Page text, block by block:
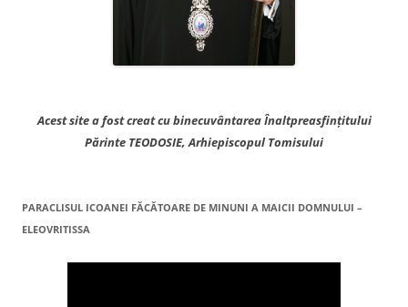
Acest site a fost creat cu binecuvântarea Înaltpreasfințitului
Părinte TEODOSIE, Arhiepiscopul Tomisului
PARACLISUL ICOANEI FĂCĂTOARE DE MINUNI A MAICII DOMNULUI –
ELEOVRITISSA